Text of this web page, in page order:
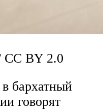
CC BY 2.0
бархатный
говорят